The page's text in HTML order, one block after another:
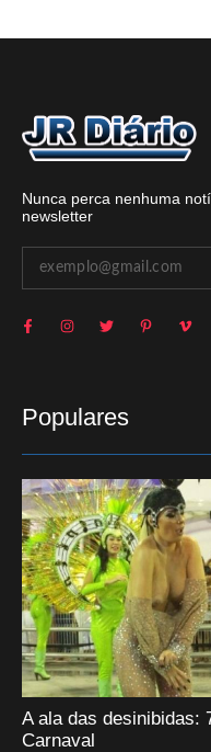
Nunca perca nenhuma
newsletter
Populares
A ala das desinibidas:
Carnaval